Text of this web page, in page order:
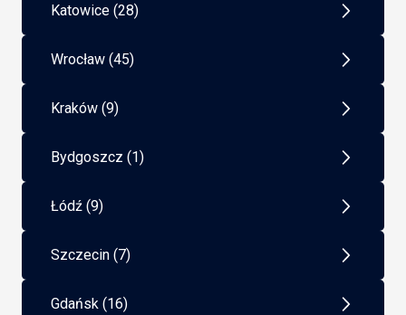
Katowice (28)
Wrocław (45)
Kraków (9)
Bydgoszcz (1)
Łódź (9)
Szczecin (7)
Gdańsk (16)